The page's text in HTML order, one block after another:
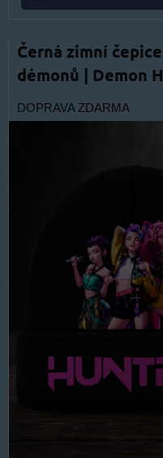
Černá zimní
démonů | Demon
DOPRAVA ZDARMA